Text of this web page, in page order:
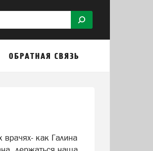
ОБРАТНАЯ СВЯЗЬ
врачях- как Галина